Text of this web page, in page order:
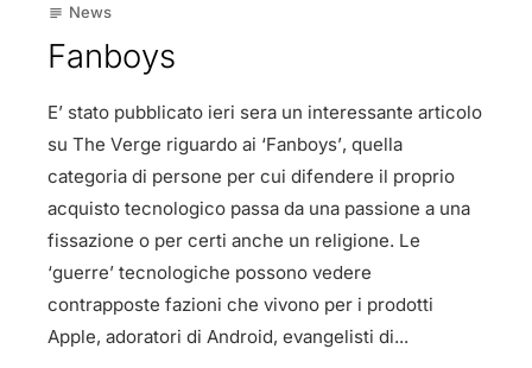
subject News
Fanboys
E’ stato pubblicato ieri sera un interessante articolo
su The Verge riguardo ai ‘Fanboys’, quella
categoria di persone per cui difendere il proprio
acquisto tecnologico passa da una passione a una
fissazione o per certi anche un religione. Le
‘guerre’ tecnologiche possono vedere
contrapposte fazioni che vivono per i prodotti
Apple, adoratori di Android, evangelisti di...